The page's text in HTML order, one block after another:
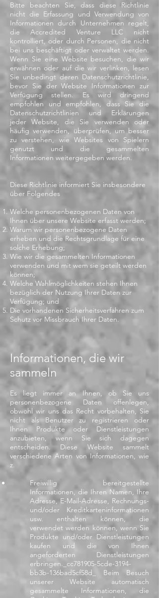
Bitte beachten Sie, dass diese Richtlinie
nicht die Erfassung und Verwendung von
Informationen durch Unternehmen regelt,
die Accredited Venture LLC nicht
kontrolliert, oder durch Personen, die nicht
bei uns beschäftigt oder verwaltet werden.
Wenn Sie eine Website besuchen, die wir
erwähnen oder auf die wir verlinken, lesen
Sie unbedingt deren Datenschutzrichtlinie,
bevor Sie der Website Informationen zur
Verfügung stellen. Es wird dringend
empfohlen und empfohlen, dass Sie die
Datenschutzrichtlinien und Erklärungen
jeder Website, die Sie verwenden oder
häufig verwenden, überprüfen, um besser
zu verstehen, wie Websites von Spielern
genutzt und die gesammelten
Informationen weitergegeben werden.
Diese Richtlinie informiert Sie insbesondere
über Folgendes
Welche personenbezogenen Daten von
Ihnen über unsere Website erfasst werden;
Warum wir personenbezogene Daten
erheben und die Rechtsgrundlage für eine
solche Erhebung;
Wie wir die gesammelten Informationen
verwenden und mit wem sie geteilt werden
können;
Welche Wahlmöglichkeiten stehen Ihnen
bezüglich der Nutzung Ihrer Daten zur
Verfügung; und
Die vorhandenen Sicherheitsverfahren zum
Schutz vor Missbrauch Ihrer Daten.
Informationen, die wir
sammeln
Es liegt immer an Ihnen, ob Sie uns
personenbezogene Daten offenlegen,
obwohl wir uns das Recht vorbehalten, Sie
nicht als Benutzer zu registrieren oder
Ihnen Produkte oder Dienstleistungen
anzubieten, wenn Sie sich dagegen
entscheiden. Diese Website sammelt
verschiedene Arten von Informationen, wie
z.
Freiwillig bereitgestellte
Informationen, die Ihren Namen, Ihre
Adresse, E-Mail-Adresse, Rechnungs-
und/oder Kreditkarteninformationen
usw. enthalten können, die
verwendet werden können, wenn Sie
Produkte und/oder Dienstleistungen
kaufen und die von Ihnen
angeforderten Dienstleistungen
erbringen._cc781905-5cde-3194-
bb3b-136bad5cf58d_ Beim Besuch
unserer Website automatisch
gesammelte Informationen, die